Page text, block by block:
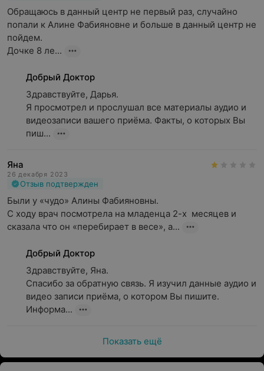
Обращаюсь в данный центр не первый раз, случайно
попали к Алине Фабияновне и больше в данный центр не
пойдем.
Дочке 8 ле...
Добрый Доктор
Здравствуйте, Дарья.
Я просмотрел и прослушал все материалы аудио и
видеозаписи вашего приёма. Факты, о которых Вы
пиш...
Яна
26 декабря 2023
Отзыв подтвержден
Были у «чудо» Алины Фабияновны.
С ходу врач посмотрела на младенца 2-х  месяцев и
сказала что он «перебирает в весе», а...
Добрый Доктор
Здравствуйте, Яна.
Спасибо за обратную связь. Я изучил данные аудио и
видео записи приёма, о котором Вы пишите.
Информа...
Показать ещё